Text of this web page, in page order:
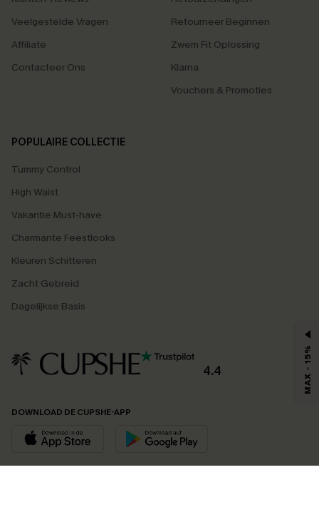
Veelgestelde Vragen
Affiliate
Contacteer Ons
Retourneer Beginnen
Zwem Fit Oplossing
Klarna
Vouchers & Promoties
POPULAIRE COLLECTIE
Tummy Control
High Waist
Vakantie Must-have
Charmante Feestlooks
Kleuren Schitteren
Zacht Gebreid
Dagelijkse Basis
4.4
DOWNLOAD DE CUPSHE-APP
MAX - 15%